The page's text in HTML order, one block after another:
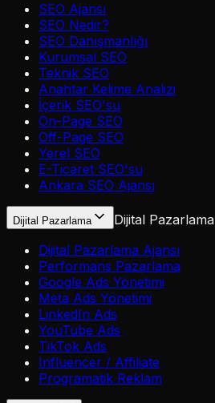
SEO Ajansı
SEO Nedir?
SEO Danışmanlığı
Kurumsal SEO
Teknik SEO
Anahtar Kelime Analizi
İçerik SEO'su
On-Page SEO
Off-Page SEO
Yerel SEO
E-Ticaret SEO'su
Ankara SEO Ajansı
Dijital Pazarlama
Dijital Pazarlama
Dijital Pazarlama Ajansı
Performans Pazarlama
Google Ads Yönetimi
Meta Ads Yönetimi
LinkedIn Ads
YouTube Ads
TikTok Ads
Influencer / Affiliate
Programatik Reklam